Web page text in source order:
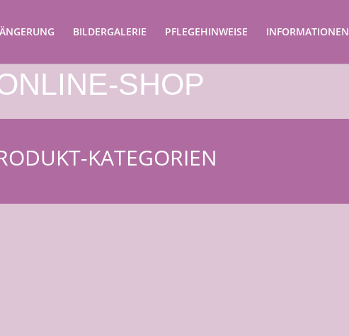
BILDERGALERIE PFLEGEHINWEISE INFORMATIONEN
SHOP
KATEGORIEN